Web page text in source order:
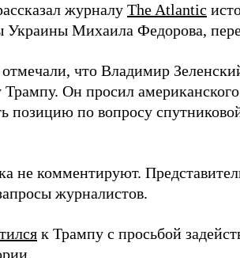
журналу The Atlantic
Украины Михаила Федорова,
что Владимир
Он просил американского
позицию по вопросу
не комментируют.
журналистов.
к Трампу с просьбой